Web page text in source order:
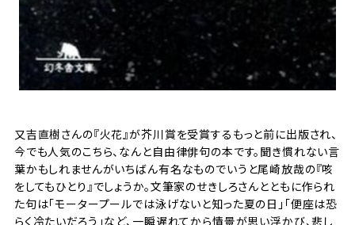
又吉直樹さんの『火花』が芥川賞を受賞するもっと前に出版され、
今でも人気のこちら、なんと自由律俳句の本です。聞き慣れない言
葉かもしれませんがいちばん有名なものでいうと尾崎放哉の『咳
をしてもひとり』でしょうか。文筆家のせきしろさんとともに作られ
た句は「モータープールでは泳げないと知った夏の日」「便座は恐
らく冷たいだろう」など、一瞬遅れてから情景が思い浮かび、悲し